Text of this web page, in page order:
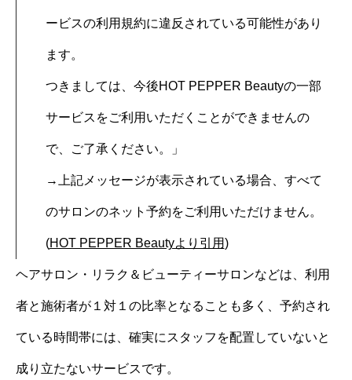
ービスの利用規約に違反されている可能性があり
ます。
つきましては、今後HOT PEPPER Beautyの一部
サービスをご利用いただくことができませんの
で、ご了承ください。」
→上記メッセージが表示されている場合、すべて
のサロンのネット予約をご利用いただけません。
(HOT PEPPER Beautyより引用)
ヘアサロン・リラク＆ビューティーサロンなどは、利用
者と施術者が１対１の比率となることも多く、予約され
ている時間帯には、確実にスタッフを配置していないと
成り立たないサービスです。